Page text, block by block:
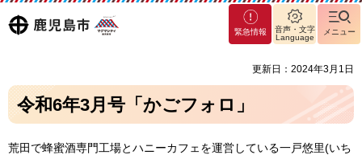
鹿児島
マグ
マシ
緊急情報
音声・文字
Language
メニュー
更新日：2024年3月1日
令和6年3月号「かごフォロ」
荒田で蜂蜜酒専門工場とハニーカフェを運営している一戸悠里(いち